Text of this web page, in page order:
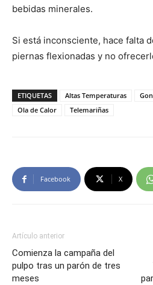
bebidas minerales.
Si está inconsciente, hace falta
piernas flexionadas y no
ETIQUETAS Altas Temperaturas
Ola de Calor
Telemariñas
Facebook X
Artículo anterior
Comienza la campaña del
pulpo tras un parón de tres
meses